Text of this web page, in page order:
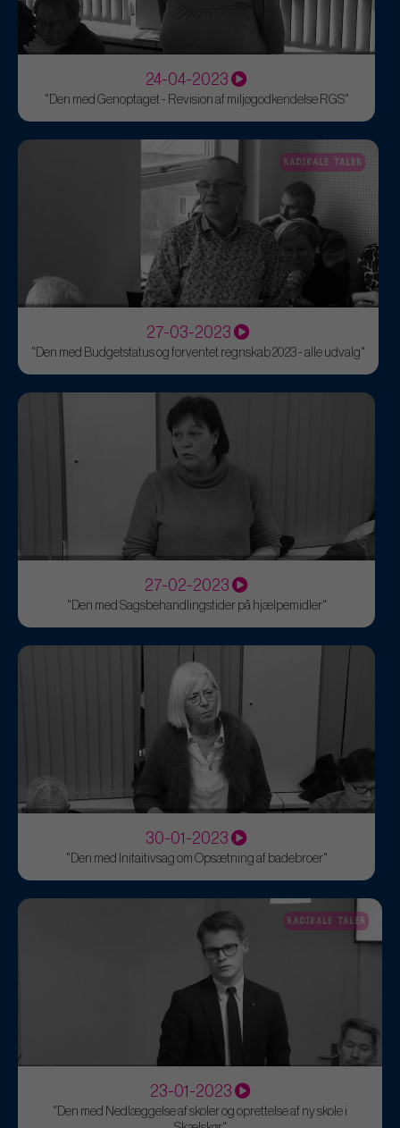
24-04-2023
"Den med Genoptaget - Revision af miljøgodkendelse RGS"
RADIKALE TALER
27-03-2023
"Den med Budgetstatus og forventet regnskab 2023 - alle udvalg"
27-02-2023
"Den med Sagsbehandlingstider på hjælpemidler"
30-01-2023
"Den med Initaitivsag om Opsætning af badebroer"
RADIKALE TALER
23-01-2023
"Den med Nedlæggelse af skoler og oprettelse af ny skole i